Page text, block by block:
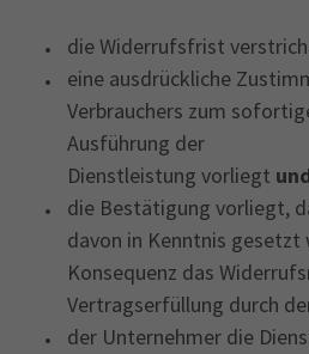
die Widerrufsfrist
eine ausdrückliche
Verbrauchers zum
Ausführung der
Dienstleistung vorliegt
die Bestätigung vorliegt,
davon in Kenntnis gesetzt
Konsequenz das
Vertragserfüllung durch
der Unternehmer die